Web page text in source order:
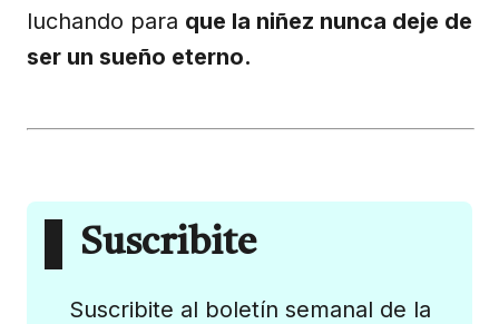
luchando para que la niñez nunca deje de
ser un sueño eterno.
Suscribite
Suscribite al boletín semanal de la